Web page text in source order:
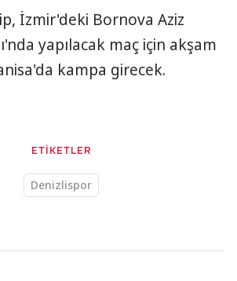
İzmir'deki Bornova Aziz
yapılacak maç için akşam
kampa girecek.
ETİKETLER
Denizlispor